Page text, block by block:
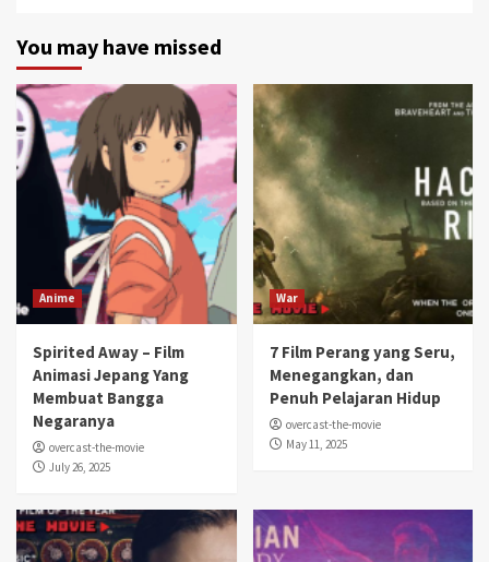
You may have missed
Anime
Spirited Away – Film
Animasi Jepang Yang
Membuat Bangga
Negaranya
overcast-the-movie
July 26, 2025
War
7 Film Perang yang Seru,
Menegangkan, dan
Penuh Pelajaran Hidup
overcast-the-movie
May 11, 2025